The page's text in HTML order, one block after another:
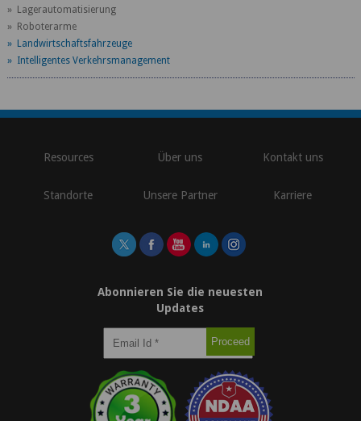
» Lagerautomatisierung
» Roboterarme
» Landwirtschaftsfahrzeuge
» Intelligentes Verkehrsmanagement
Resources Über uns Kontakt uns
Standorte Unsere Partner Karriere
Abonnieren Sie die neuesten
Updates
\